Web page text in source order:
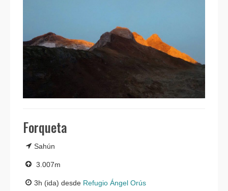
Forqueta
Sahún
3.007m
3h (ida) desde Refugio Ángel Orús